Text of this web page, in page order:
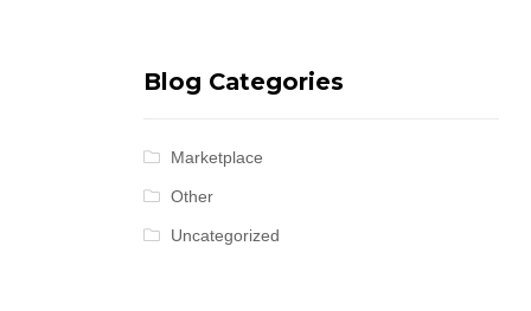
Blog Categories
Marketplace
Other
Uncategorized